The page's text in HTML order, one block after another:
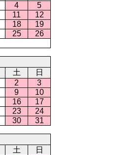
4
5
11
12
18
19
25
26
土
日
2
3
9
10
16
17
23
24
30 31
土
日